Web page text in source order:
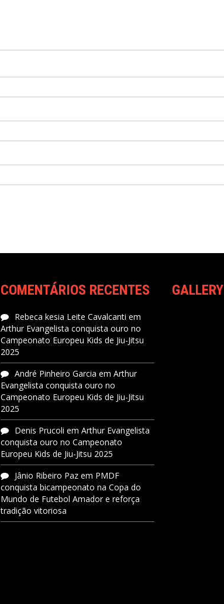
COMENTÁRIOS RECENTES
Rebeca kesia Leite Cavalcanti em
Arthur Evangelista conquista ouro no
Campeonato Europeu Kids de Jiu-Jitsu
2025
André Pinheiro Garcia em Arthur
Evangelista conquista ouro no
Campeonato Europeu Kids de Jiu-Jitsu
2025
Denis Prucoli em Arthur Evangelista
conquista ouro no Campeonato
Europeu Kids de Jiu-Jitsu 2025
Jânio Ribeiro Paz em PMDF
conquista bicampeonato na Copa do
Mundo de Futebol Amador e reforça
tradição vitoriosa
GALLERY